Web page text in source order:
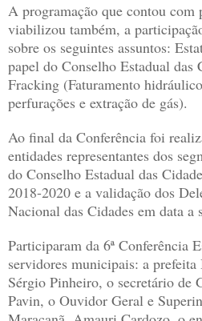
A programação que contou com
viabilizou também, a
sobre os seguintes assuntos:
papel do Conselho Estadual das
Fracking (Faturamento
perfurações e extração de gás).
Ao final da Conferência foi
entidades representantes dos
do Conselho Estadual das
2018-2020 e a validação dos
Nacional das Cidades em data a
Participaram da 6ª Conferência
servidores municipais: a
Sérgio Pinheiro, o secretário de
Pavin, o Ouvidor Geral e